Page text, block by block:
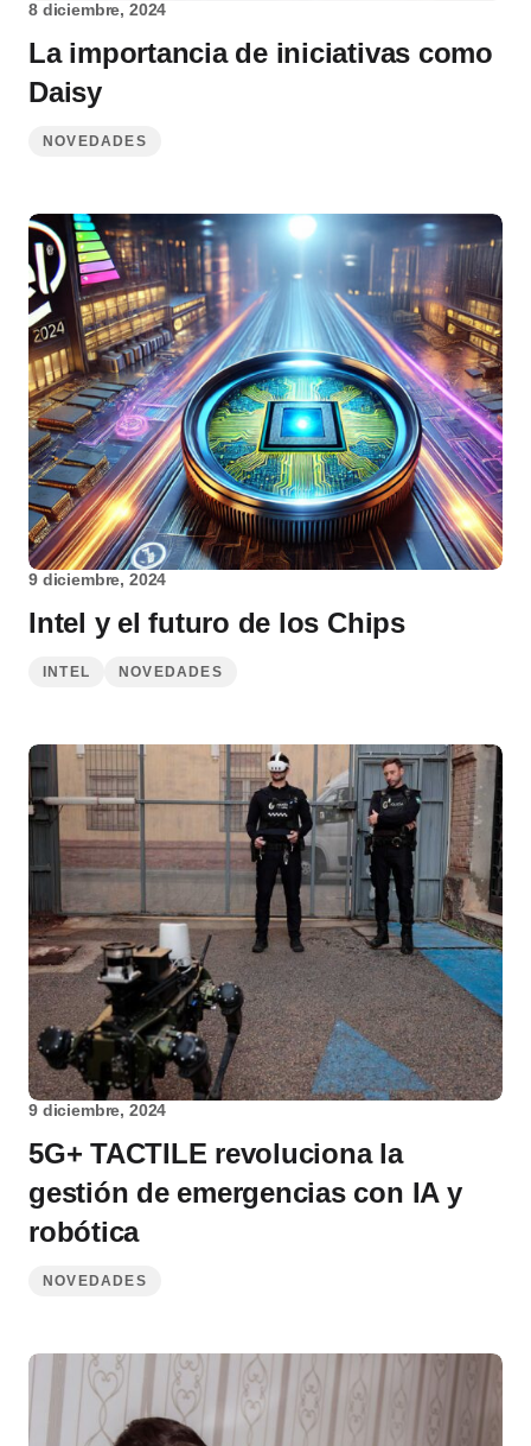
8 diciembre, 2024
La importancia de iniciativas como
Daisy
NOVEDADES
9 diciembre, 2024
Intel y el futuro de los Chips
INTEL NOVEDADES
9 diciembre, 2024
5G+ TACTILE revoluciona la
gestión de emergencias con IA y
robótica
NOVEDADES